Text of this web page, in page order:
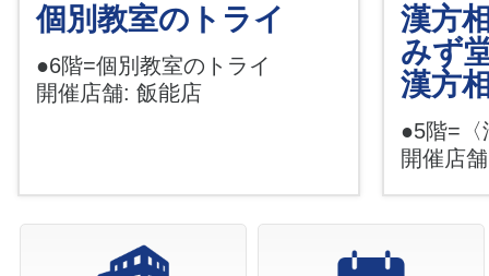
個別教室のトライ
●6階=個別教室のトライ
開催店舗: 飯能店
漢方
みず
漢方
●5階=
開催店